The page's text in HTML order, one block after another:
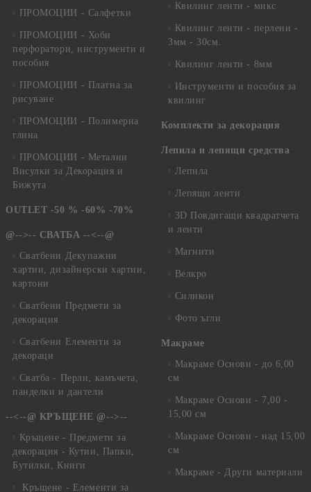
ПРОМОЦИИ - Салфетки
ПРОМОЦИИ - Хоби
перфоратори, инструменти и
пособия
ПРОМОЦИИ - Платна за
рисуване
ПРОМОЦИИ - Полимерна
глина
ПРОМОЦИИ - Метални
Висулки за Декорация и
Бижута
OUTLET -50 % -60% -70%
@-->-- СВАТБА --<--@
Сватбени Декупажни
хартии, дизайнерски хартии,
картони
Сватбени Предмети за
декорация
Сватбени Елементи за
декораци
Сватба - Перли, камъчета,
панделки и дантели
--<--@ КРЪЩЕНЕ @-->--
Кръщене - Предмети за
декорация - Кутии, Папки,
Бутилки, Книги
Кръщене - Елементи за
Квилинг ленти - микс
Квилинг ленти - перлени -
3мм - 30см.
Квилинг ленти - 8мм
Инструменти и пособия за
квилинг
Комплекти за декорация
Лепила и лепящи средства
Лепила
Лепящи ленти
3D Повдигащи квадратчета
и ленти
Магнити
Велкро
Силикон
Фото ъгли
Макраме
Макраме Основи - до 6,00
см
Макраме Основи - 7,00 -
15,00 см
Макраме Основи - над 15,00
см
Макраме - Други материали